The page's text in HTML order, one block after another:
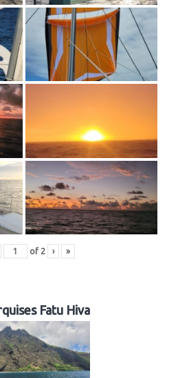
of 2 › »
Fatu Hiva